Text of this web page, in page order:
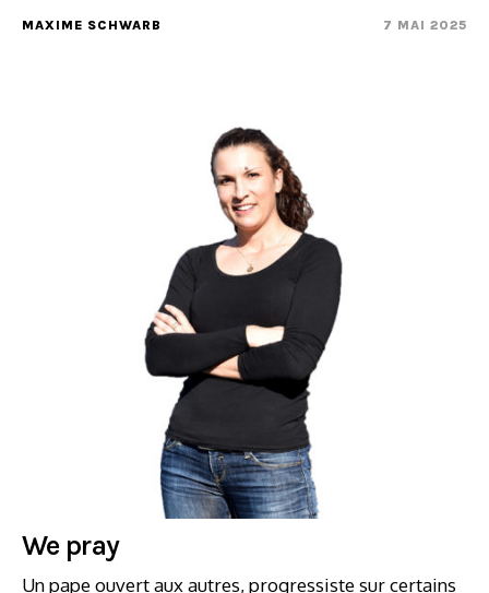
MAXIME SCHWARB 7 MAI 2025
We pray
Un pape ouvert aux autres, progressiste sur certains